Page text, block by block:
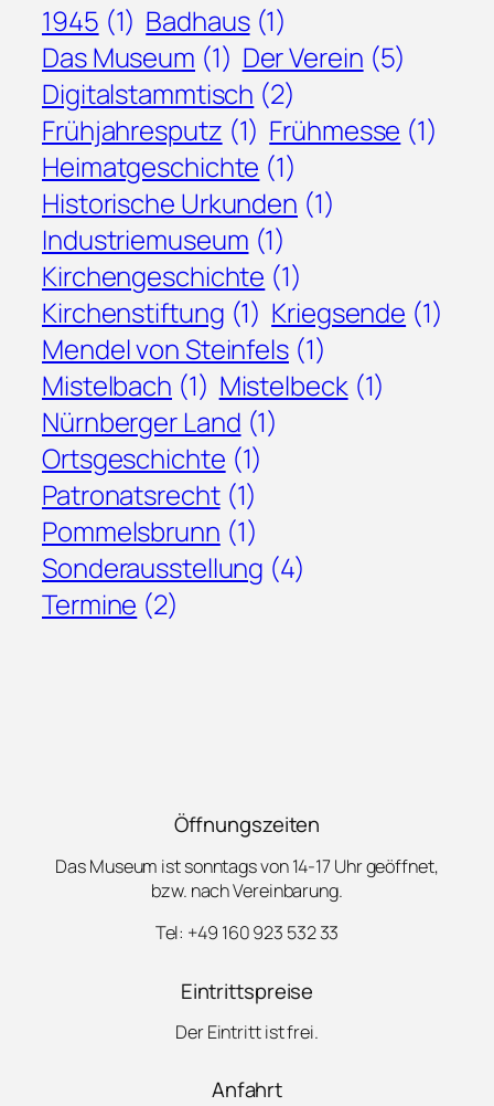
1945 (1) Badhaus (1)
Das Museum (1) Der Verein (5)
Digitalstammtisch (2)
Frühjahresputz (1) Frühmesse (1)
Heimatgeschichte (1)
Historische Urkunden (1)
Industriemuseum (1)
Kirchengeschichte (1)
Kirchenstiftung (1) Kriegsende (1)
Mendel von Steinfels (1)
Mistelbach (1) Mistelbeck (1)
Nürnberger Land (1)
Ortsgeschichte (1)
Patronatsrecht (1)
Pommelsbrunn (1)
Sonderausstellung (4)
Termine (2)
Öffnungszeiten
Das Museum ist sonntags von 14-17 Uhr geöffnet,
bzw. nach Vereinbarung.
Tel: +49 160 923 532 33
Eintrittspreise
Der Eintritt ist frei.
Anfahrt